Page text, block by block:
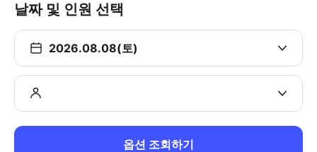
날짜 및 인원 선택
2026.08.08(토)
옵션 조회하기